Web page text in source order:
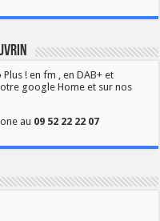
! en fm , en DAB+ et
google Home et sur nos
au 09 52 22 22 07